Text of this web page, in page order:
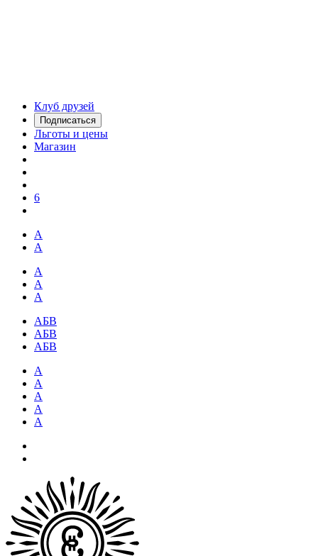
Клуб друзей
Подписаться
Льготы и цены
Магазин
6
А
А
А
А
А
АБВ
АБВ
АБВ
А
А
А
А
А